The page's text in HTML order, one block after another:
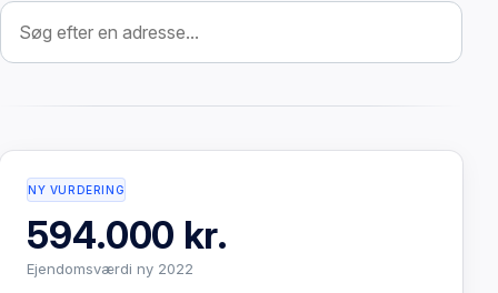
Søg efter ejendom
NY VURDERING
594.000 kr.
Ejendomsværdi ny 2022